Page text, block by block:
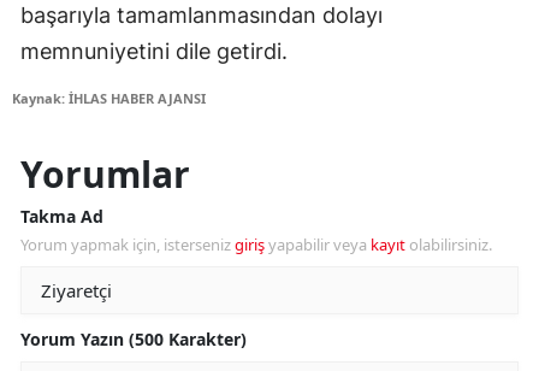
başarıyla tamamlanmasından dolayı
memnuniyetini dile getirdi.
Kaynak: İHLAS HABER AJANSI
Yorumlar
Takma Ad
Yorum yapmak için, istersenizgirişyapabilir veya kayıt olabilirsiniz.
Yorum Yazın (500 Karakter)